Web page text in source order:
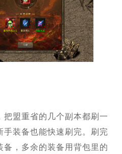
盟重省的几个副本都刷一
装备也能快速刷完。刷完
，多余的装备用背包里的